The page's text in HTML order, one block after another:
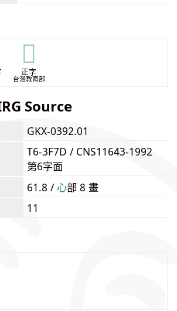
𢜭
正字
台灣教育部
Source
GKX-0392.01
T6-3F7D / CNS11643-1992
第6字面
61.8 / ⼼部 8 畫
11